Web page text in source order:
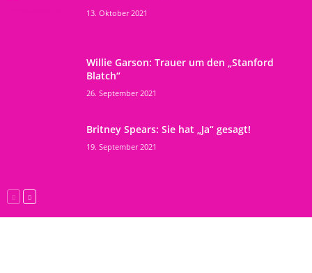
13. Oktober 2021
Willie Garson: Trauer um den „Stanford
Blatch“
26. September 2021
Britney Spears: Sie hat „Ja“ gesagt!
19. September 2021